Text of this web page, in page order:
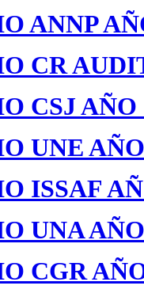
ANNP
CR
CSJ AÑO
UNE
ISSAF
UNA
CGR